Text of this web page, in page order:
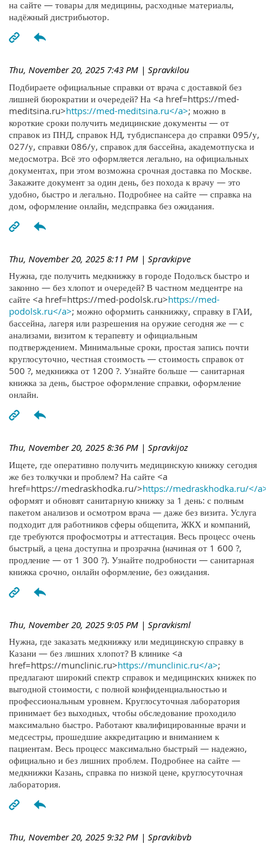
на сайте — товары для медицины, расходные материалы,
надёжный дистрибьютор.
Thu, November 20, 2025 7:43 PM | Spravkilou
Подбираете официальные справки от врача с доставкой без
лишней бюрократии и очередей? На <a href=https://med-
meditsina.ru>https://med-meditsina.ru</a>; можно в
короткие сроки получить медицинские документы — от
справок из ПНД, справок НД, тубдиспансера до справки 095/у,
027/у, справки 086/у, справок для бассейна, академотпуска и
медосмотра. Всё это оформляется легально, на официальных
документах, при этом возможна срочная доставка по Москве.
Закажите документ за один день, без похода к врачу — это
удобно, быстро и легально. Подробнее на сайте — справка на
дом, оформление онлайн, медсправка без ожидания.
Thu, November 20, 2025 8:11 PM | Spravkipve
Нужна, где получить медкнижку в городе Подольск быстро и
законно — без хлопот и очередей? В частном медцентре на
сайте <a href=https://med-podolsk.ru>https://med-
podolsk.ru</a>; можно оформить санкнижку, справку в ГАИ,
бассейна, лагеря или разрешения на оружие сегодня же — с
анализами, визитом к терапевту и официальным
подтверждением. Минимальные сроки, простая запись почти
круглосуточно, честная стоимость — стоимость справок от
500 ?, медкнижка от 1200 ?. Узнайте больше — санитарная
книжка за день, быстрое оформление справки, оформление
онлайн.
Thu, November 20, 2025 8:36 PM | Spravkijoz
Ищете, где оперативно получить медицинскую книжку сегодня
же без толкучки и проблем? На сайте <a
href=https://medraskhodka.ru/>https://medraskhodka.ru/</
оформят и обновят санитарную книжку за 1 день: с полным
пакетом анализов и осмотром врача — даже без визита. Услуга
подходит для работников сферы общепита, ЖКХ и компаний,
где требуются профосмотры и аттестация. Весь процесс очень
быстрый, а цена доступна и прозрачна (начиная от 1 600 ?,
продление — от 1 300 ?). Узнайте подробности — санитарная
книжка срочно, онлайн оформление, без ожидания.
Thu, November 20, 2025 9:05 PM | Spravkisml
Нужна, где заказать медкнижку или медицинскую справку в
Казани — без лишних хлопот? В клинике <a
href=https://munclinic.ru>https://munclinic.ru</a>;
предлагают широкий спектр справок и медицинских книжек по
выгодной стоимости, с полной конфиденциальностью и
профессиональным уровнем. Круглосуточная лаборатория
принимает без выходных, чтобы обследование проходило
максимально быстро. Работают квалифицированные врачи и
медсестры, прошедшие аккредитацию и вниманием к
пациентам. Весь процесс максимально быстрый — надежно,
официально и без лишних проблем. Подробнее на сайте —
медкнижки Казань, справка по низкой цене, круглосуточная
лаборатория.
Thu, November 20, 2025 9:32 PM | Spravkibvb